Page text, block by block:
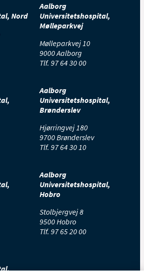
Nord
Aalborg
Universitetshospital,
Mølleparkvej
Mølleparkvej 10
9000 Aalborg
Tlf. 97 64 30 00
Aalborg
Universitetshospital,
Brønderslev
Hjørringvej 180
9700 Brønderslev
Tlf. 97 64 30 10
Aalborg
Universitetshospital,
Hobro
Stolbjergvej 8
9500 Hobro
Tlf. 97 65 20 00